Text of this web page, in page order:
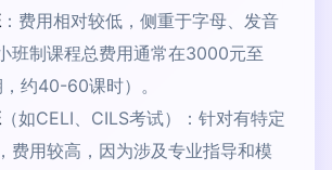
：费用相对较低，侧重于字母、发音
班制课程总费用通常在3000元至
约40-60课时）。
（如CELI、CILS考试）：针对有特定
费用较高，因为涉及专业指导和模